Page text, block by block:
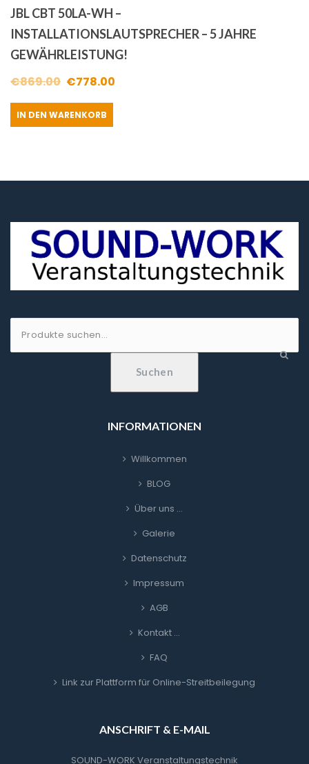
JBL CBT 50LA-WH –
INSTALLATIONSLAUTSPRECHER – 5 JAHRE
GEWÄHRLEISTUNG!
€869.00 Ursprünglicher
Preis
war:
€778.00
IN DEN WARENKORB
Suchen
INFORMATIONEN
Willkommen
BLOG
Über uns …
Galerie
Datenschutz
Impressum
AGB
Kontakt …
FAQ
Link zur Plattform für Online-Streitbeilegung
ANSCHRIFT & E-MAIL
SOUND-WORK Veranstaltungstechnik